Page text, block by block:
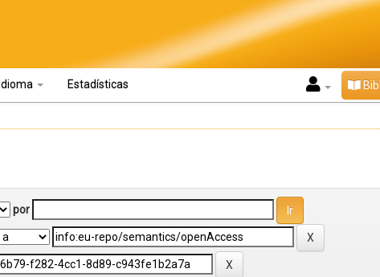
Idioma Estadísticas
por